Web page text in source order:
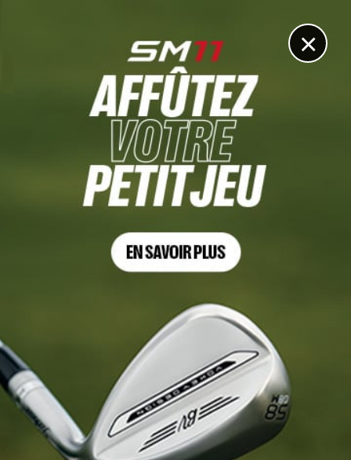
×
LADIES EUROPEAN TOUR ACCESS SERIES